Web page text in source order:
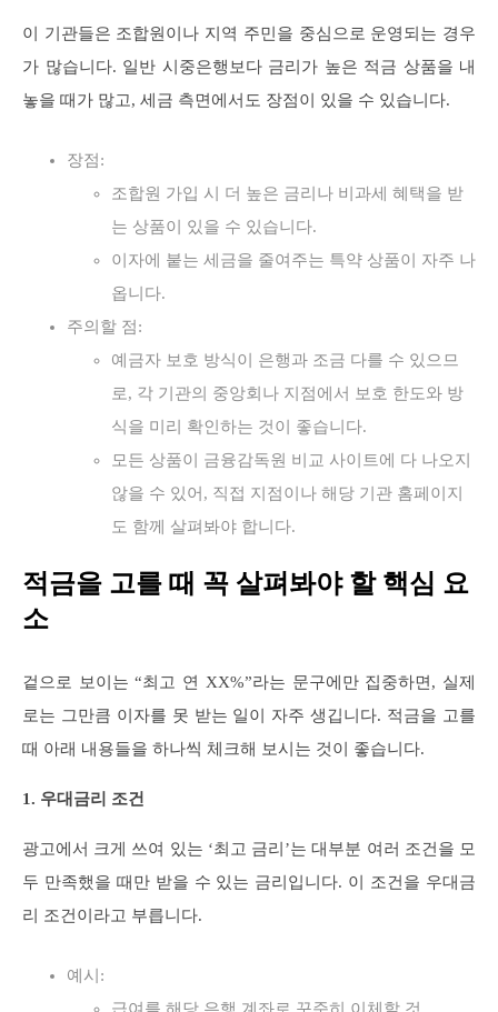
이 기관들은 조합원이나 지역 주민을 중심으로 운영되는 경우
가 많습니다. 일반 시중은행보다 금리가 높은 적금 상품을 내
놓을 때가 많고, 세금 측면에서도 장점이 있을 수 있습니다.
장점:
조합원 가입 시 더 높은 금리나 비과세 혜택을 받
는 상품이 있을 수 있습니다.
이자에 붙는 세금을 줄여주는 특약 상품이 자주 나
옵니다.
주의할 점:
예금자 보호 방식이 은행과 조금 다를 수 있으므
로, 각 기관의 중앙회나 지점에서 보호 한도와 방
식을 미리 확인하는 것이 좋습니다.
모든 상품이 금융감독원 비교 사이트에 다 나오지
않을 수 있어, 직접 지점이나 해당 기관 홈페이지
도 함께 살펴봐야 합니다.
적금을 고를 때 꼭 살펴봐야 할 핵심 요
소
겉으로 보이는 “최고 연 XX%”라는 문구에만 집중하면, 실제
로는 그만큼 이자를 못 받는 일이 자주 생깁니다. 적금을 고를
때 아래 내용들을 하나씩 체크해 보시는 것이 좋습니다.
1. 우대금리 조건
광고에서 크게 쓰여 있는 ‘최고 금리’는 대부분 여러 조건을 모
두 만족했을 때만 받을 수 있는 금리입니다. 이 조건을 우대금
리 조건이라고 부릅니다.
예시: